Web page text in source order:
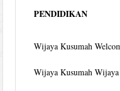
PENDIDIKAN
Wijaya Kusumah
Wijaya Kusumah Wijaya